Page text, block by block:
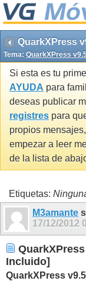
Tema: QuarkXPress
Si esta es tu
AYUDA para
deseas publicar
registres para
propios
empezar a leer
de la lista de
Etiquetas:
M3amante
17/12/2012
Incluido]
QuarkXPress